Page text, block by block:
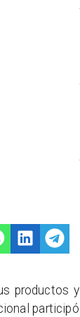
productos y
participó